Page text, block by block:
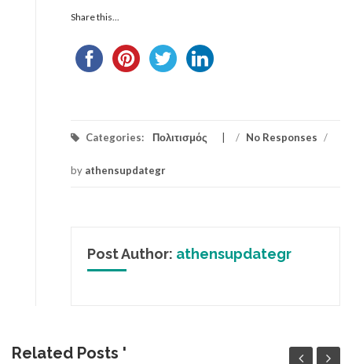
Share this...
Categories: Πολιτισμός / No Responses /
by athensupdategr
Post Author: athensupdategr
Related Posts '